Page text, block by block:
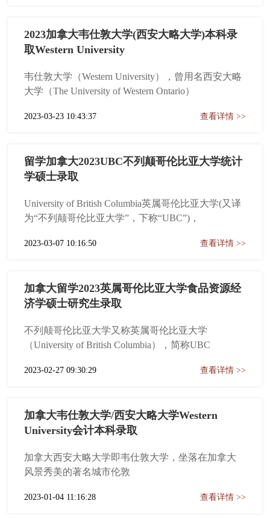
2023加拿大韦仕敦大学(西安大略大学)本科录
取Western University
韦仕敦大学（Western University），曾用名西安大略
大学（The University of Western Ontario）
2023-03-23 10:43:37 查看详情 >>
留学加拿大2023UBC不列颠哥伦比亚大学统计
学硕士录取
University of British Columbia英属哥伦比亚大学(又译
为“不列颠哥伦比亚大学”，下称“UBC”)，
2023-03-07 10:16:50 查看详情 >>
加拿大留学2023英属哥伦比亚大学食品资源经
济学硕士研究生录取
不列颠哥伦比亚大学又称英属哥伦比亚大学
（University of British Columbia），简称UBC
2023-02-27 09:30:29 查看详情 >>
加拿大韦仕敦大学/西安大略大学Western
University会计本科录取
加拿大西安大略大学即韦仕敦大学，坐落在加拿大
风景秀美的著名城市伦敦
2023-01-04 11:16:28 查看详情 >>